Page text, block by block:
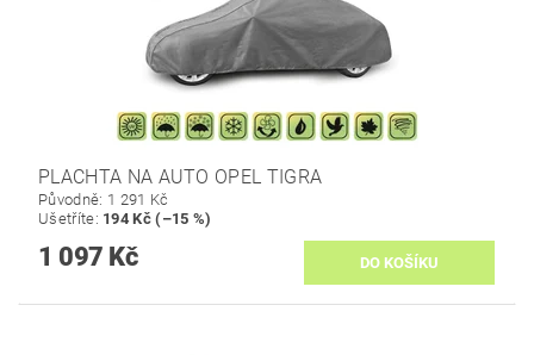
PLACHTA NA AUTO OPEL TIGRA
Původně: 1 291 Kč
Ušetříte: 194 Kč (–15 %)
1 097 Kč